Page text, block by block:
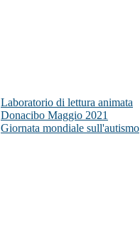
Laboratorio di lettura animata
Donacibo Maggio 2021
Giornata mondiale sull'autismo